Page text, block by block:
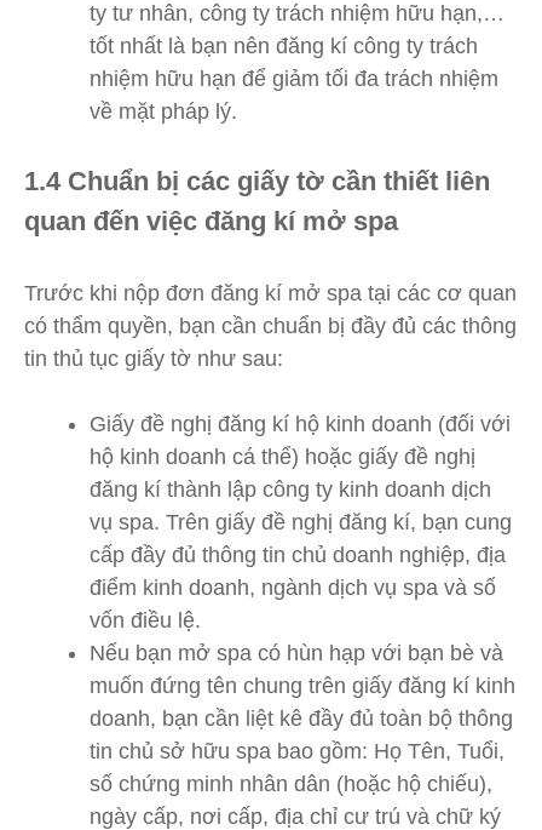
ty tư nhân, công ty trách nhiệm hữu hạn,…
tốt nhất là bạn nên đăng kí công ty trách
nhiệm hữu hạn để giảm tối đa trách nhiệm
về mặt pháp lý.
1.4 Chuẩn bị các giấy tờ cần thiết liên
quan đến việc đăng kí mở spa
Trước khi nộp đơn đăng kí mở spa tại các cơ quan
có thẩm quyền, bạn cần chuẩn bị đầy đủ các thông
tin thủ tục giấy tờ như sau:
Giấy đề nghị đăng kí hộ kinh doanh (đối với
hộ kinh doanh cá thể) hoặc giấy đề nghị
đăng kí thành lập công ty kinh doanh dịch
vụ spa. Trên giấy đề nghị đăng kí, bạn cung
cấp đầy đủ thông tin chủ doanh nghiệp, địa
điểm kinh doanh, ngành dịch vụ spa và số
vốn điều lệ.
Nếu bạn mở spa có hùn hạp với bạn bè và
muốn đứng tên chung trên giấy đăng kí kinh
doanh, bạn cần liệt kê đầy đủ toàn bộ thông
tin chủ sở hữu spa bao gồm: Họ Tên, Tuổi,
số chứng minh nhân dân (hoặc hộ chiếu),
ngày cấp, nơi cấp, địa chỉ cư trú và chữ ký